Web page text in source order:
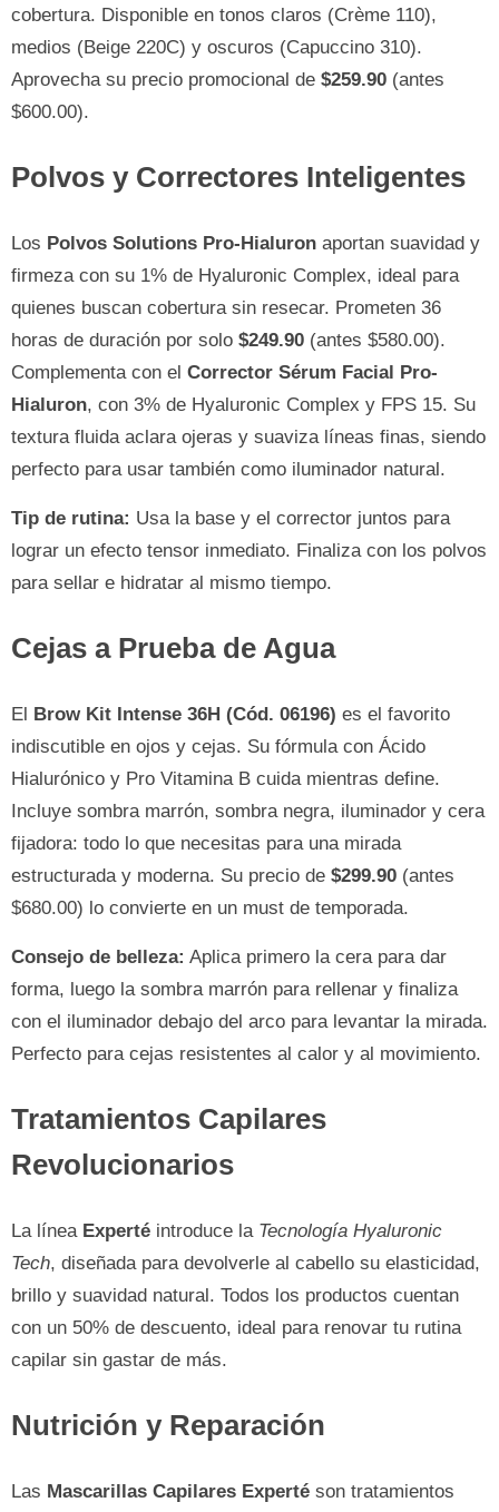
cobertura. Disponible en tonos claros (Crème 110),
medios (Beige 220C) y oscuros (Capuccino 310).
Aprovecha su precio promocional de $259.90 (antes
$600.00).
Polvos y Correctores Inteligentes
Los Polvos Solutions Pro-Hialuron aportan suavidad y
firmeza con su 1% de Hyaluronic Complex, ideal para
quienes buscan cobertura sin resecar. Prometen 36
horas de duración por solo $249.90 (antes $580.00).
Complementa con el Corrector Sérum Facial Pro-
Hialuron, con 3% de Hyaluronic Complex y FPS 15. Su
textura fluida aclara ojeras y suaviza líneas finas, siendo
perfecto para usar también como iluminador natural.
Tip de rutina: Usa la base y el corrector juntos para
lograr un efecto tensor inmediato. Finaliza con los polvos
para sellar e hidratar al mismo tiempo.
Cejas a Prueba de Agua
El Brow Kit Intense 36H (Cód. 06196) es el favorito
indiscutible en ojos y cejas. Su fórmula con Ácido
Hialurónico y Pro Vitamina B cuida mientras define.
Incluye sombra marrón, sombra negra, iluminador y cera
fijadora: todo lo que necesitas para una mirada
estructurada y moderna. Su precio de $299.90 (antes
$680.00) lo convierte en un must de temporada.
Consejo de belleza: Aplica primero la cera para dar
forma, luego la sombra marrón para rellenar y finaliza
con el iluminador debajo del arco para levantar la mirada.
Perfecto para cejas resistentes al calor y al movimiento.
Tratamientos Capilares
Revolucionarios
La línea Experté introduce la Tecnología Hyaluronic
Tech, diseñada para devolverle al cabello su elasticidad,
brillo y suavidad natural. Todos los productos cuentan
con un 50% de descuento, ideal para renovar tu rutina
capilar sin gastar de más.
Nutrición y Reparación
Las Mascarillas Capilares Experté son tratamientos